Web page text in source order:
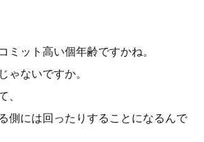
ミット高い個年齢ですかね。
ゃないですか。
、
側には回ったりすることになるんで